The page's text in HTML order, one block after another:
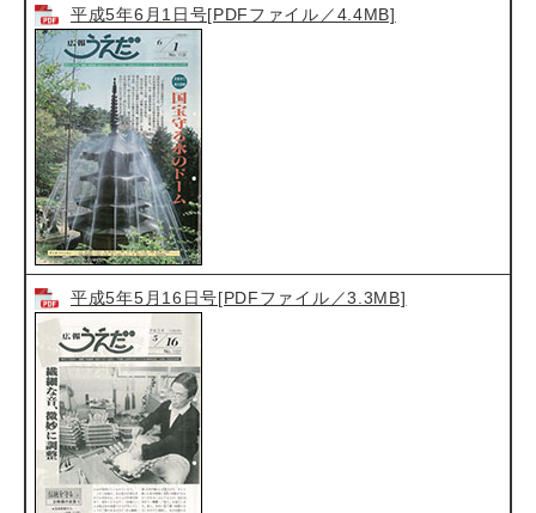
平成5年6月1日号[PDFファイル／4.4MB]
平成5年5月16日号[PDFファイル／3.3MB]